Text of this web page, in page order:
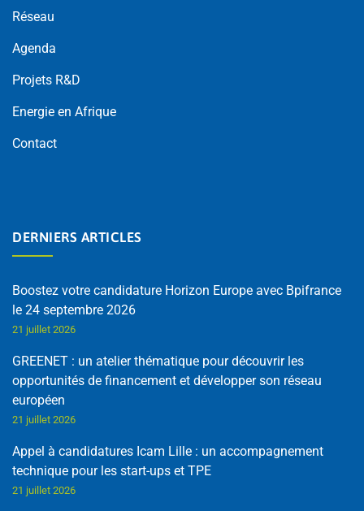
Réseau
Agenda
Projets R&D
Energie en Afrique
Contact
DERNIERS ARTICLES
Boostez votre candidature Horizon Europe avec Bpifrance
le 24 septembre 2026
21 juillet 2026
GREENET : un atelier thématique pour découvrir les
opportunités de financement et développer son réseau
européen
21 juillet 2026
Appel à candidatures Icam Lille : un accompagnement
technique pour les start-ups et TPE
21 juillet 2026